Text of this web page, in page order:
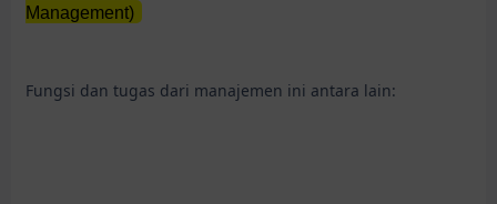
Management)
Fungsi dan tugas dari manajemen ini antara lain: